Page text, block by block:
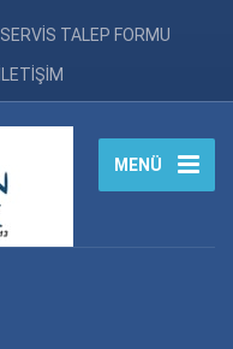
SERVİS TALEP FORMU
İLETİŞİM
MENÜ